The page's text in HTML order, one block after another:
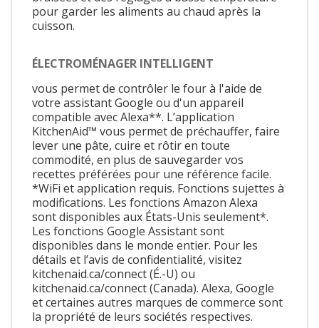
pour garder les aliments au chaud après la
cuisson.
ÉLECTROMÉNAGER INTELLIGENT
vous permet de contrôler le four à l'aide de
votre assistant Google ou d'un appareil
compatible avec Alexa**. L’application
KitchenAid™ vous permet de préchauffer, faire
lever une pâte, cuire et rôtir en toute
commodité, en plus de sauvegarder vos
recettes préférées pour une référence facile.
*WiFi et application requis. Fonctions sujettes à
modifications. Les fonctions Amazon Alexa
sont disponibles aux États-Unis seulement*.
Les fonctions Google Assistant sont
disponibles dans le monde entier. Pour les
détails et l’avis de confidentialité, visitez
kitchenaid.ca/connect (É.-U) ou
kitchenaid.ca/connect (Canada). Alexa, Google
et certaines autres marques de commerce sont
la propriété de leurs sociétés respectives.